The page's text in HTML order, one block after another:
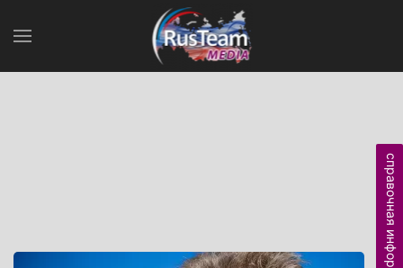
справочная информация